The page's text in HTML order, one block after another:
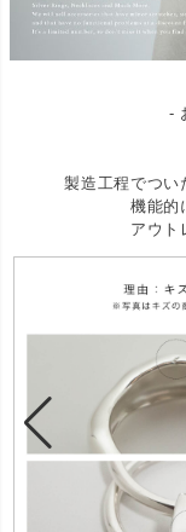
-
製造工程でつい
機能的
アウト